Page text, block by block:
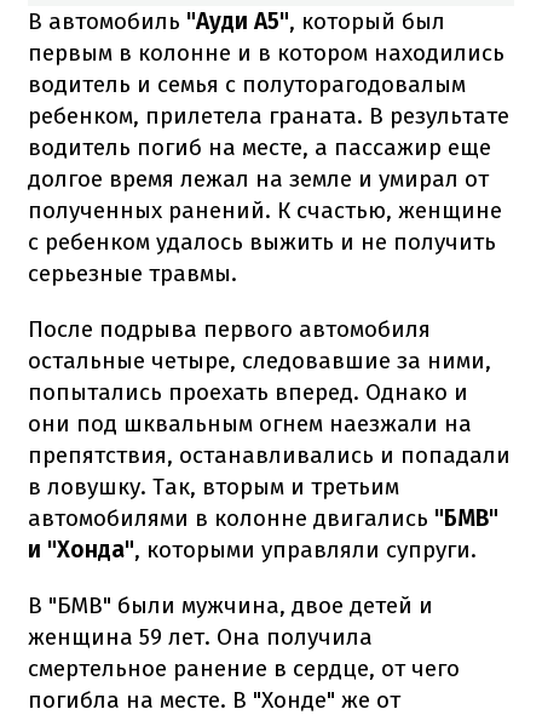
В автомобиль "Ауди А5", который был
первым в колонне и в котором находились
водитель и семья с полуторагодовалым
ребенком, прилетела граната. В результате
водитель погиб на месте, а пассажир еще
долгое время лежал на земле и умирал от
полученных ранений. К счастью, женщине
с ребенком удалось выжить и не получить
серьезные травмы.
После подрыва первого автомобиля
остальные четыре, следовавшие за ними,
попытались проехать вперед. Однако и
они под шквальным огнем наезжали на
препятствия, останавливались и попадали
в ловушку. Так, вторым и третьим
автомобилями в колонне двигались "БМВ"
и "Хонда", которыми управляли супруги.
В "БМВ" были мужчина, двое детей и
женщина 59 лет. Она получила
смертельное ранение в сердце, от чего
погибла на месте. В "Хонде" же от